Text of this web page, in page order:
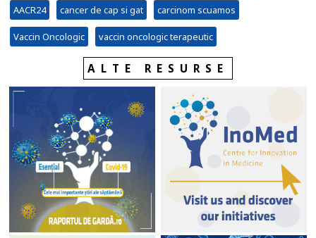
AACR24 cancer de cap si gat carcinom scuamos
Vaccin Oncologic vaccin oncologic terapeutic
ALTE RESURSE